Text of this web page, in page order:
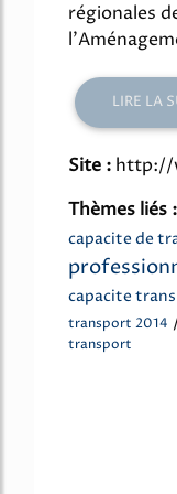
régionales
LIRE LA
Site : http://
Thèmes liés :
capacite de
capacite
transport 2014
transport